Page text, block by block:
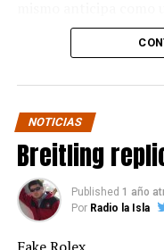
en el tiempo.
“Hola a
pasado
y no hay
de
para
tanto
NOTICIAS
Breitling
Published 1 año
Por Radio la Isla